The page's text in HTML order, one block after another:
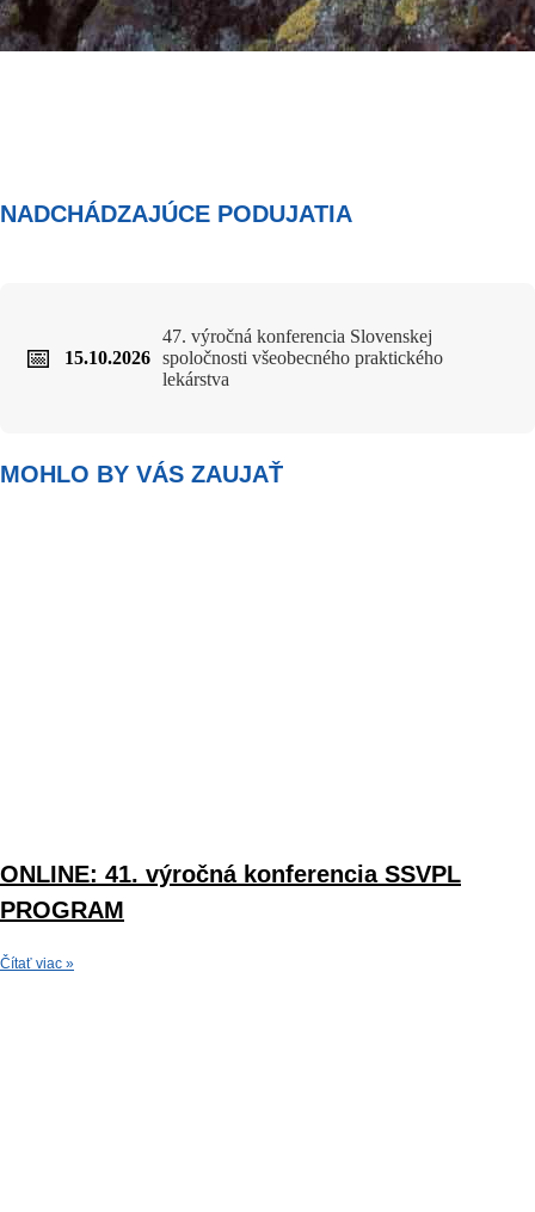
NADCHÁDZAJÚCE PODUJATIA
📅 15.10.2026
47. výročná konferencia Slovenskej
spoločnosti všeobecného praktického
lekárstva
MOHLO BY VÁS ZAUJAŤ
ONLINE: 41. výročná konferencia SSVPL
PROGRAM
Čítať viac »